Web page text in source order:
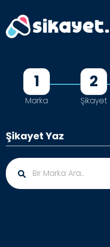
1
Marka
2
Şikayet
Şikayet Yaz